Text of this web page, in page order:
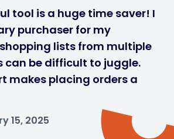
tool is a huge time saver! I
purchaser for my
lists from multiple
can be difficult to juggle.
makes placing orders a
15, 2025